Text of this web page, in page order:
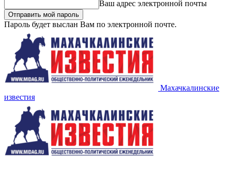
Ваш адрес электронной почты
Пароль будет выслан Вам по электронной почте.
Махачкалинские
известия